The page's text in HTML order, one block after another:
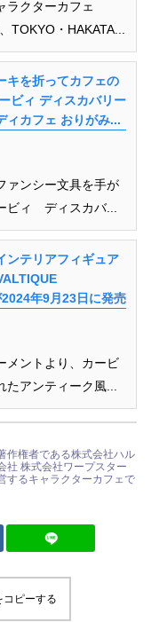
ラクターカフェ
TOKYO・HAKATA...
キを折ってカフェの
ビィ ディスカバリー
ィカフェ おりがみ...
ァンシー文具を手が
ビィ ディスカバ...
ンテリアフィギュア
年9月23日に発売
メントより、カービ
たアンティーク風...
作権者である株式会社ハル
社 株式会社ワープスター
するキャラクターカフェで
ピーする